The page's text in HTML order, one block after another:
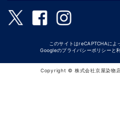
このサイトはreCAPTCHAによ
Googleのプライバシーポリシー と
Copyright © 株式会社京屋染物